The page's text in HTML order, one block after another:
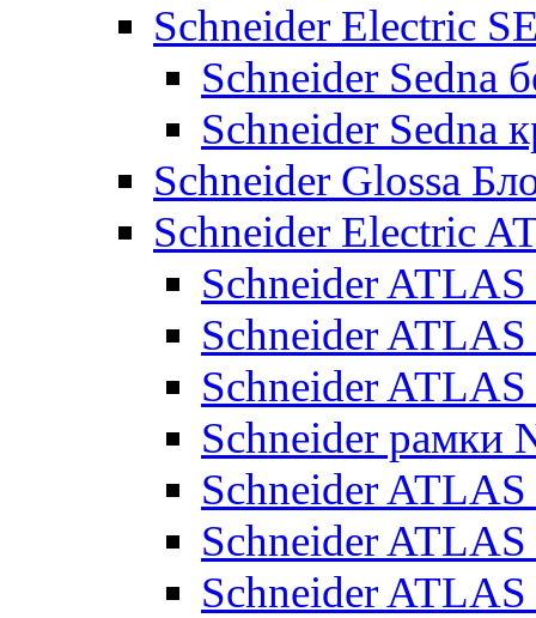
Schneider Electric
Schneider Sedna
Schneider Sedna
Schneider Glossa
Schneider Electric
Schneider
Schneider
Schneider
Schneider рамки
Schneider
Schneider
Schneider